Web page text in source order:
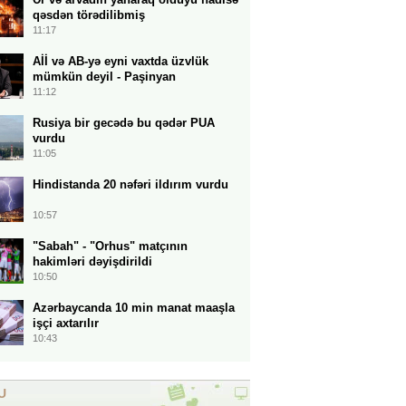
qəsdən törədilibmiş
11:17
Aİİ və AB-yə eyni vaxtda üzvlük
mümkün deyil - Paşinyan
11:12
Rusiya bir gecədə bu qədər PUA
vurdu
11:05
Hindistanda 20 nəfəri ildırım vurdu
10:57
"Sabah" - "Orhus" matçının
hakimləri dəyişdirildi
10:50
Azərbaycanda 10 min manat maaşla
işçi axtarılır
10:43